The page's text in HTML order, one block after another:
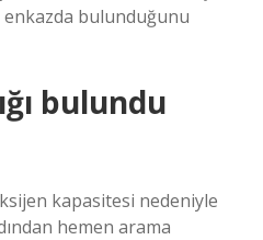
enkazda bulunduğunu
bulundu
kapasitesi nedeniyle
hemen arama